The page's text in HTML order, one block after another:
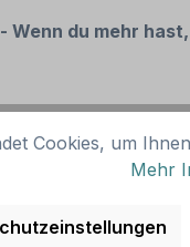
Wenn du mehr
Cookies, um
Mehr